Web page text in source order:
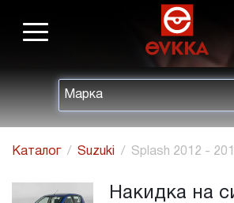
Каталог Suzuki Splash 2012 -
Накидка на